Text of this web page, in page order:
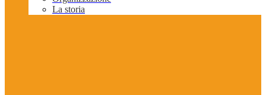
La storia